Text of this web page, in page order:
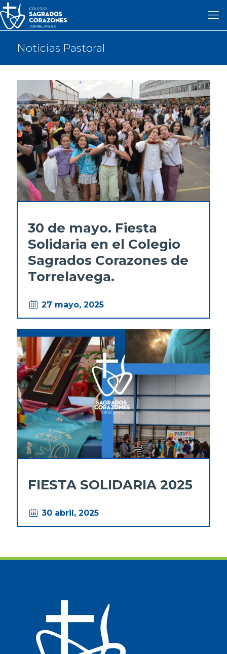
Noticias Pastoral
30 de mayo. Fiesta
Solidaria en el Colegio
Sagrados Corazones de
Torrelavega.
27 mayo, 2025
FIESTA SOLIDARIA 2025
30 abril, 2025